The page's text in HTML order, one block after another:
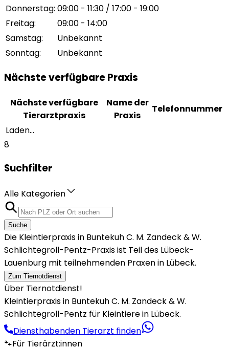
Donnerstag: 09:00 - 11:30 / 17:00 - 19:00
Freitag:
09:00 - 14:00
Samstag:
Unbekannt
Sonntag: Unbekannt
Nächste verfügbare Praxis
Nächste verfügbare
Tierarztpraxis
Name der
Praxis
Telefonnummer
Laden...
8
Suchfilter
Alle Kategorien
Suche
Die Kleintierpraxis in Buntekuh C. M. Zandeck & W.
Schlichtegroll-Pentz-Praxis ist Teil des Lübeck-
Lauenburg mit teilnehmenden Praxen in Lübeck.
Zum Tiernotdienst
Über Tiernotdienst!
Kleintierpraxis in Buntekuh C. M. Zandeck & W.
Schlichtegroll-Pentz für Kleintiere in Lübeck.
Diensthabenden Tierarzt finden
🐾Für Tierärzt:innen